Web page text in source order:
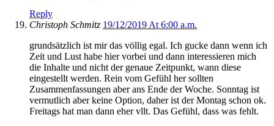
Reply
Christoph Schmitz 19/12/2019 At 6:00 a.m.
grundsätzlich ist mir das völlig egal. Ich gucke dann wenn ich
Zeit und Lust habe hier vorbei und dann interessieren mich
die Inhalte und nicht der genaue Zeitpunkt, wann diese
eingestellt werden. Rein vom Gefühl her sollten
Zusammenfassungen aber ans Ende der Woche. Sonntag ist
vermutlich aber keine Option, daher ist der Montag schon ok.
Freitags hat man dann eher vllt. Das Gefühl, dass was fehlt.